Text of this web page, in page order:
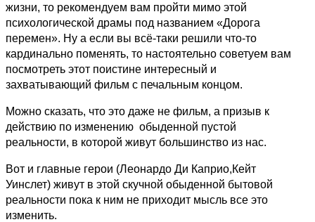
жизни, то рекомендуем вам пройти мимо этой
психологической драмы под названием «Дорога
перемен». Ну а если вы всё-таки решили что-то
кардинально поменять, то настоятельно советуем вам
посмотреть этот поистине интересный и
захватывающий фильм с печальным концом.
Можно сказать, что это даже не фильм, а призыв к
действию по изменению обыденной пустой
реальности, в которой живут большинство из нас.
Вот и главные герои (Леонардо Ди Каприо,Кейт
Уинслет) живут в этой скучной обыденной бытовой
реальности пока к ним не приходит мысль все это
изменить.